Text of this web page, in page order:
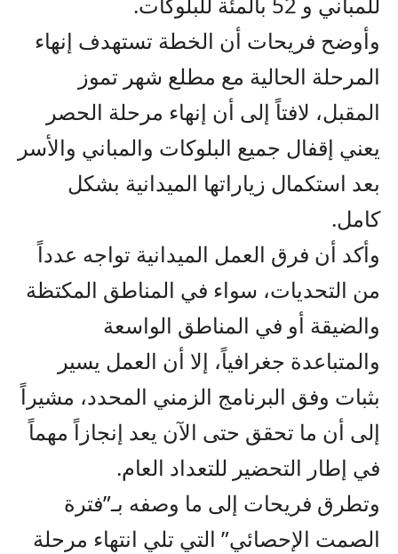
وأوضح فريحات أن الخطة تستهدف إنهاء
المرحلة الحالية مع مطلع شهر تموز
المقبل، لافتاً إلى أن إنهاء مرحلة الحصر
يعني إقفال جميع البلوكات والمباني والأسر
بعد استكمال زياراتها الميدانية بشكل
كامل.
وأكد أن فرق العمل الميدانية تواجه عدداً
من التحديات، سواء في المناطق المكتظة
والضيقة أو في المناطق الواسعة
والمتباعدة جغرافياً، إلا أن العمل يسير
بثبات وفق البرنامج الزمني المحدد، مشيراً
إلى أن ما تحقق حتى الآن يعد إنجازاً مهماً
في إطار التحضير للتعداد العام.
وتطرق فريحات إلى ما وصفه بـ”فترة
الصمت الإحصائي” التي تلي انتهاء مرحلة